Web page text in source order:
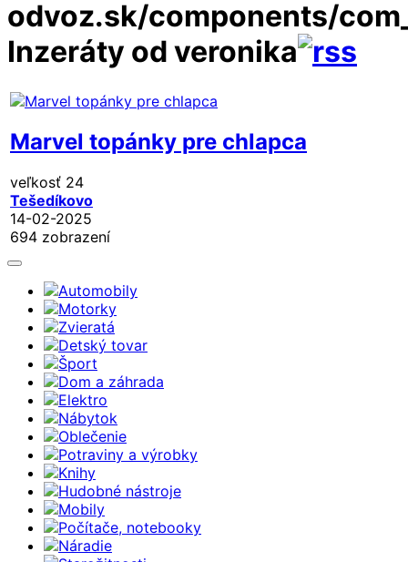
Inzeráty od veronika
Marvel topánky pre chlapca
veľkosť 24
Tešedíkovo
14-02-2025
694 zobrazení
Automobily
Motorky
Zvieratá
Detský tovar
Šport
Dom a záhrada
Elektro
Nábytok
Oblečenie
Potraviny a výrobky
Knihy
Hudobné nástroje
Mobily
Počítače, notebooky
Náradie